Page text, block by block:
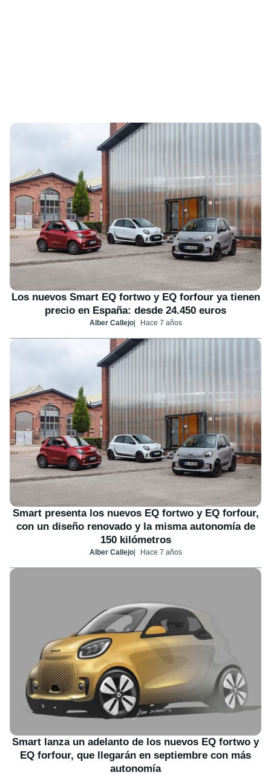
Los nuevos Smart EQ fortwo y EQ forfour ya tienen
precio en España: desde 24.450 euros
Alber Callejo Hace 7 años
Smart presenta los nuevos EQ fortwo y EQ forfour,
con un diseño renovado y la misma autonomía de
150 kilómetros
Alber Callejo Hace 7 años
Smart lanza un adelanto de los nuevos EQ fortwo y
EQ forfour, que llegarán en septiembre con más
autonomía